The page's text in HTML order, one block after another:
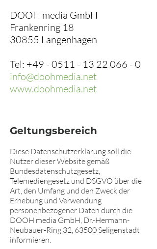
DOOH media GmbH
Frankenring 18
30855 Langenhagen
Tel: +49 - 0511 - 13 22 066 - 0
info@doohmedia.net
www.doohmedia.net
Geltungsbereich
Diese Datenschutzerklärung soll die
Nutzer dieser Website gemäß
Bundesdatenschutzgesetz,
Telemediengesetz und DSGVO über die
Art, den Umfang und den Zweck der
Erhebung und Verwendung
personenbezogener Daten durch die
DOOH media GmbH, Dr.-Hermann-
Neubauer-Ring 32, 63500 Seligenstadt
informieren.